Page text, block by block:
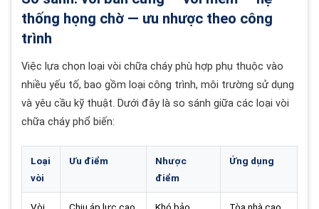
thống họng chờ — ưu nhược theo công
trình
Việc lựa chọn loại vòi chữa cháy phù hợp phụ thuộc vào
nhiều yếu tố, bao gồm loại công trình, môi trường sử dụng
và yêu cầu kỹ thuật. Dưới đây là so sánh giữa các loại vòi
chữa cháy phổ biến:
Loại
vòi
Ưu điểm
Nhược
điểm
Ứng dụng
Vòi
Chịu áp lực cao,
Khó bảo
Tòa nhà cao